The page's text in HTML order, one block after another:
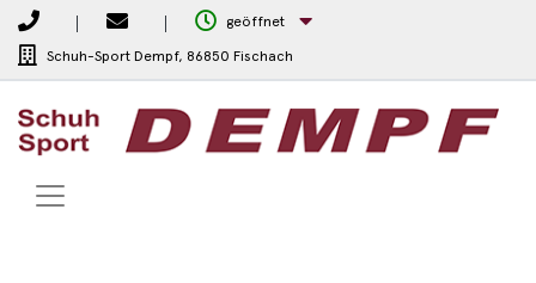
geöffnet
Schuh-Sport Dempf, 86850 Fischach